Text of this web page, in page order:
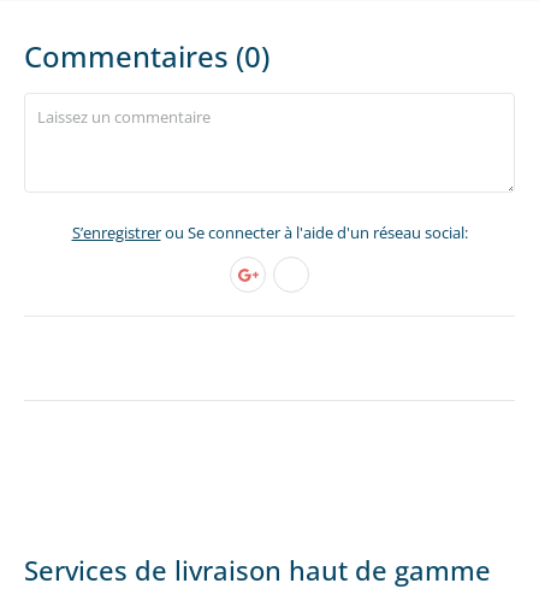
Commentaires (0)
S’enregistrerou Se connecter à l'aide d'un réseau social:
Services de livraison haut de gamme